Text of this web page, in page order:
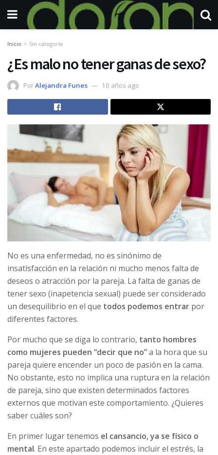
Inicio Sin categoría
¿Es malo no tener ganas de sexo?
PorAlejandra Funes 10 años ago
No es una enfermedad, no es sinónimo de
insatisfacción en la relación ni mucho menos falta de
deseos o atracción por la pareja. La falta de ganas de
tener sexo (inapetencia sexual) puede ser considerado
un desequilibrio en el que todos podemos entrar por
diferentes factores.
Por mucho que se diga lo contrario, tanto hombres
como mujeres pueden “decir que no”a la hora que su
pareja quiere encender un poco de pasión en la cama.
No obstante, esto no implica una ruptura en la relación
de pareja, sino que existen determinados factores
externos que motivan este comportamiento. ¿Quieres
saber cuáles son?
En primer lugar tenemos el cansancio, ya se físico o
mental. En este apartado podemos incluir el estrés, la